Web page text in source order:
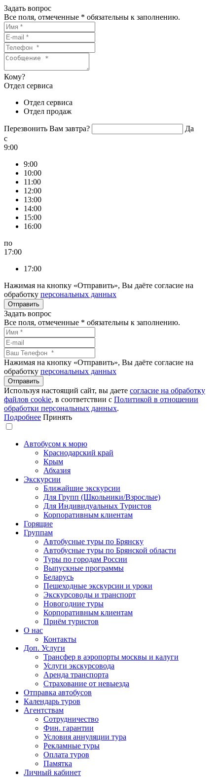
Задать вопрос
Все поля, отмеченные * обязательны к заполнению.
Кому?
Отдел сервиса
Отдел сервиса
Отдел продаж
Перезвонить Вам завтра?
Да
c
9:00
9:00
10:00
11:00
12:00
13:00
14:00
15:00
16:00
по
17:00
17:00
Нажимая на кнопку «Отправить», Вы даёте согласие на
обработку персональных данных
Задать вопрос
Все поля, отмеченные * обязательны к заполнению.
Нажимая на кнопку «Отправить», Вы даёте согласие на
обработку персональных данных
Используя настоящий сайт, вы даете согласие на обработку
файлов сookie, в соответствии с Политикой в отношении
обработки персональных данных.
Подробнее Принять
Автобусом к морю
Краснодарский край
Крым
Абхазия
Экскурсии
Ближайшие экскурсии
Для Групп (Школьники/Взрослые)
Для Индивидуальных Туристов
Корпоративным клиентам
Горящие
Группам
Автобусные туры по Брянску
Автобусные туры по Брянской области
Туры по городам России
Выпускные программы
Беларусь
Пешеходные экскурсии и уроки
Экскурсоводы и транспорт
Новогодние туры
Корпоративным клиентам
Приём туристов
О нас
Контакты
Доп. Услуги
Трансфер в аэропорты москвы и калуги
Услуги экскурсовода
Аренда транспорта
Страхование от невыезда
Отправка автобусов
Календарь туров
Агентствам
Сотрудничество
Фин. гарантии
Условия аннуляции тура
Рекламные туры
Оплата туров
Памятка
Личный кабинет